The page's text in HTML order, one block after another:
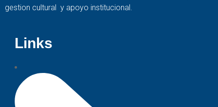
gestion cultural y apoyo institucional.
Links